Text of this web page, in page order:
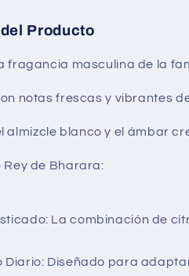
Producto
fragancia masculina de la
notas frescas y vibrantes
almizcle blanco y el ámbar
Rey de Bharara:
La combinación de
Diario: Diseñado para